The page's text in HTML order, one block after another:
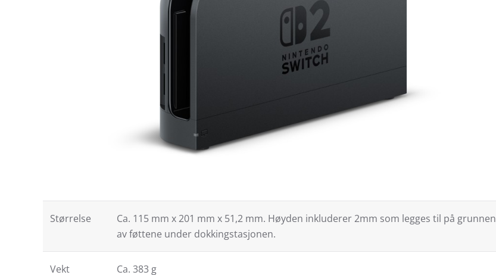
Størrelse
Ca. 115 mm x 201 mm x 51,2 mm. Høyden inkluderer 2mm som legges til på grunnen
av føttene under dokkingstasjonen.
Vekt Ca. 383 g